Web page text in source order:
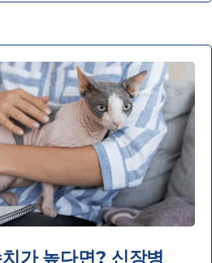
가 높다면? 신장병